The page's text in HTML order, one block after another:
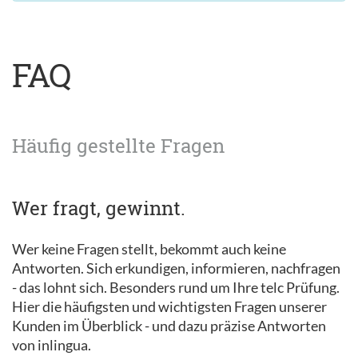
FAQ
Häufig gestellte Fragen
Wer fragt, gewinnt.
Wer keine Fragen stellt, bekommt auch keine
Antworten. Sich erkundigen, informieren, nachfragen
- das lohnt sich. Besonders rund um Ihre telc Prüfung.
Hier die häufigsten und wichtigsten Fragen unserer
Kunden im Überblick - und dazu präzise Antworten
von inlingua.